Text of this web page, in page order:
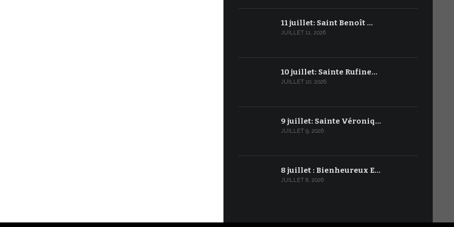
11 juillet: Saint Benoît …
JUILLET 11, 2026
10 juillet: Sainte Rufine…
JUILLET 10, 2026
9 juillet: Sainte Véroniq…
JUILLET 9, 2026
8 juillet : Bienheureux E…
JUILLET 8, 2026